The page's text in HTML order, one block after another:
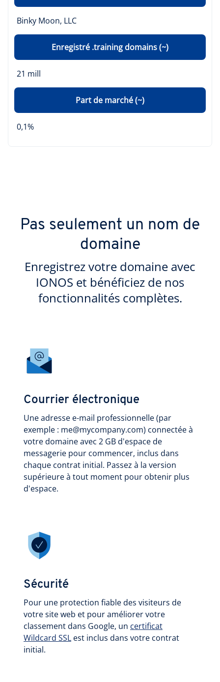
Binky Moon, LLC
Enregistré .training domains (~)
21 mill
Part de marché (~)
0,1%
Pas seulement un nom de
domaine
Enregistrez votre domaine avec
IONOS et bénéficiez de nos
fonctionnalités complètes.
Courrier électronique
Une adresse e-mail professionnelle (par
exemple : me@mycompany.com) connectée à
votre domaine avec 2 GB d'espace de
messagerie pour commencer, inclus dans
chaque contrat initial. Passez à la version
supérieure à tout moment pour obtenir plus
d'espace.
Sécurité
Pour une protection fiable des visiteurs de
votre site web et pour améliorer votre
classement dans Google, un certificat
Wildcard SSL est inclus dans votre contrat
initial.